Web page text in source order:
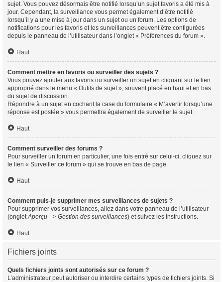
sujet. Vous pouvez désormais être notifié lorsqu’un sujet favoris a été mis à
jour. Cependant, la surveillance vous permet également d’être notifié
lorsqu’il y a une mise à jour dans un sujet ou un forum. Les options de
notifications pour les favoris et les surveillances peuvent être configurées
depuis le panneau de l’utilisateur dans l’onglet « Préférences du forum ».
Haut
Comment mettre en favoris ou surveiller des sujets ?
Vous pouvez ajouter aux favoris ou surveiller un sujet en cliquant sur le lien
approprié dans le menu « Outils de sujet », souvent placé en haut et en bas
du sujet de discussion.
Répondre à un sujet en cochant la case du formulaire « M’avertir lorsqu’une
réponse est postée » vous permettra également de surveiller le sujet.
Haut
Comment surveiller des forums ?
Pour surveiller un forum en particulier, une fois entré sur celui-ci, cliquez sur
le lien « Surveiller ce forum » qui se trouve en bas de page.
Haut
Comment puis-je supprimer mes surveillances de sujets ?
Pour supprimer vos surveillances, allez dans votre panneau de l’utilisateur
(ongletAperçu --> Gestion des surveillances) et suivez les instructions.
Haut
Fichiers joints
Quels fichiers joints sont autorisés sur ce forum ?
L’administrateur peut autoriser ou interdire certains types de fichiers joints. Si